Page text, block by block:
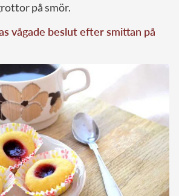
på smör.
vågade beslut efter smittan på